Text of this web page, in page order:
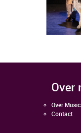
Over
Contact